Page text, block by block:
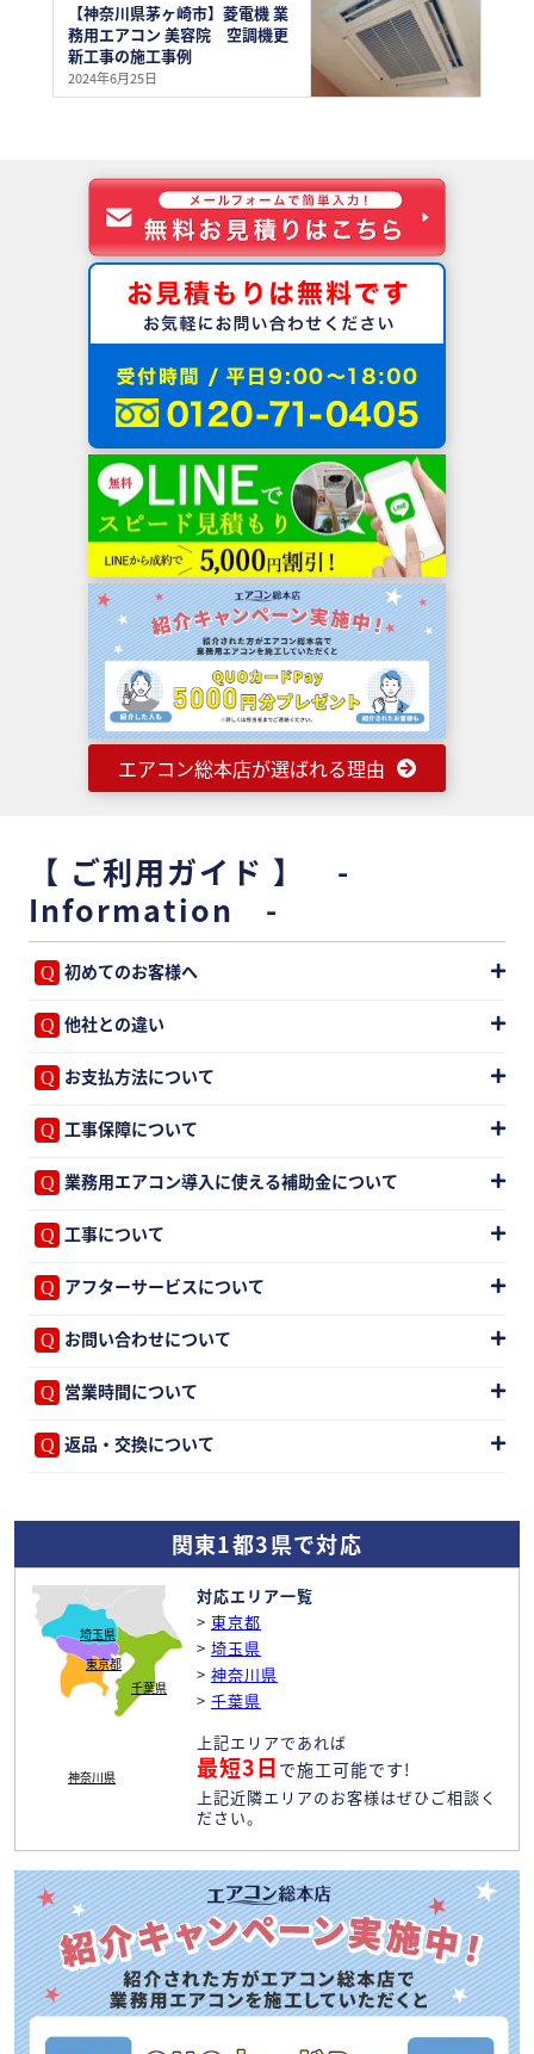
【神奈川県茅ヶ崎市】菱電機 業
務用エアコン 美容院 空調機更
新工事の施工事例
2024年6月25日
エアコン総本店が選ばれる理由
【 ご利用ガイド 】 -
Information -
初めてのお客様へ
他社との違い
お支払方法について
工事保障について
業務用エアコン導入に使える補助金について
工事について
アフターサービスについて
お問い合わせについて
営業時間について
返品・交換について
関東1都3県で対応
東京都
埼玉県
神奈川県
千葉県
対応エリア一覧
> 東京都
> 埼玉県
> 神奈川県
> 千葉県
上記エリアであれば
最短3日 で施工可能です!
上記近隣エリアのお客様はぜひご相談く
ださい。